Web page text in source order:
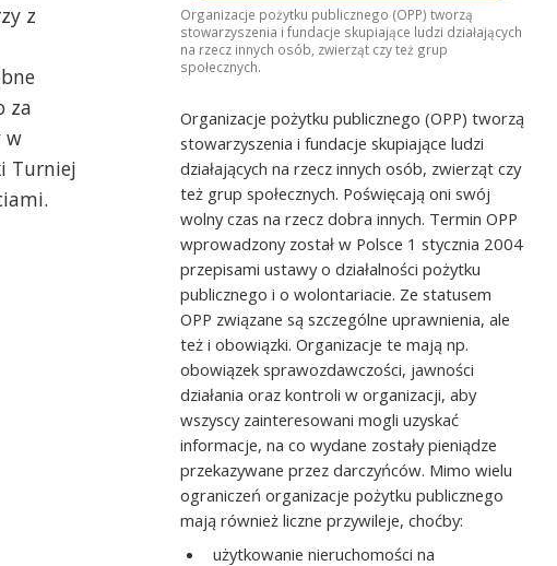
Małgorzata Świerzko z
ze Stowarzyszenia Rodzin i
z Zespołem Downa „Iskierka”
wiceprezes Stowarzyszenia
Kontra Przecław i Andrzej
drużyny „Kontrabanda”
Stowarzyszenie A To My - Maria
z
za
w
Turniej
Organizacje pożytku publicznego (OPP) tworzą
stowarzyszenia i fundacje skupiające ludzi działających
na rzecz innych osób, zwierząt czy też grup
społecznych.
Organizacje pożytku publicznego (OPP) tworzą
stowarzyszenia i fundacje skupiające ludzi
działających na rzecz innych osób, zwierząt czy
też grup społecznych. Poświęcają oni swój
wolny czas na rzecz dobra innych. Termin OPP
wprowadzony został w Polsce 1 stycznia 2004
przepisami ustawy o działalności pożytku
publicznego i o wolontariacie. Ze statusem
OPP związane są szczególne uprawnienia, ale
też i obowiązki. Organizacje te mają np.
obowiązek sprawozdawczości, jawności
działania oraz kontroli w organizacji, aby
wszyscy zainteresowani mogli uzyskać
informacje, na co wydane zostały pieniądze
przekazywane przez darczyńców. Mimo wielu
ograniczeń organizacje pożytku publicznego
mają również liczne przywileje, choćby:
użytkowanie nieruchomości na